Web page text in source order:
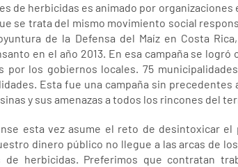
de herbicidas es animado por
se trata del mismo movimiento social
de la Defensa del Maíz en Costa
en el año 2013. En esa campaña se
por los gobiernos locales. 75
Esta fue una campaña sin
y sus amenazas a todos los rincones del
esta vez asume el reto de desintoxicar el
dinero público no llegue a las arcas de
herbicidas. Preferimos que contratan